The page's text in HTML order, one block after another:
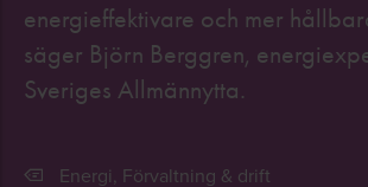
energieffektivare och mer
säger Björn Berggren,
Sveriges Allmännytta.
Energi, Förvaltning & drift